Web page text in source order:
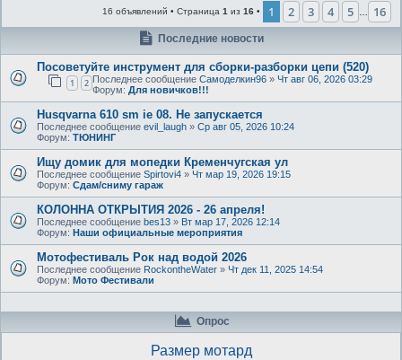
16 объявлений • Страница 1 из 16 • 1 2 3 4 5 16
Последние новости
Посоветуйте инструмент для сборки-разборки цепи (520)
1 2 Последнее сообщение Самоделкин96 » Чт авг 06, 2026 03:29
Форум: Для новичков!!!
Husqvarna 610 sm ie 08. Не запускается
Последнее сообщение evil_laugh » Ср авг 05, 2026 10:24
Форум: ТЮНИНГ
Ищу домик для мопедки Кременчугская ул
Последнее сообщение Spirtovi4 » Чт мар 19, 2026 19:15
Форум: Сдам/сниму гараж
КОЛОННА ОТКРЫТИЯ 2026 - 26 апреля!
Последнее сообщение bes13 » Вт мар 17, 2026 12:14
Форум: Наши официальные мероприятия
Мотофестиваль Рок над водой 2026
Последнее сообщение RockontheWater » Чт дек 11, 2025 14:54
Форум: Мото Фестивали
Опрос
Размер мотард